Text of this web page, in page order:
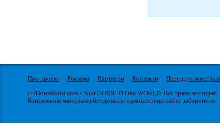
Про проект Реклама Партнери Контакти
Передрук
© IGotoWorld.com - Your GUIDE TO the WORLD. Всі права захищені.
Копіювання матеріалів без дозволу адміністрації сайту заборонено.